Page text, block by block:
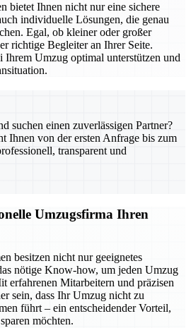
bietet Ihnen nicht nur eine sichere
individuelle Lösungen, die genau
Egal, ob kleiner oder großer
richtige Begleiter an Ihrer Seite.
Ihrem Umzug optimal unterstützen und
suchen einen zuverlässigen Partner?
Ihnen von der ersten Anfrage bis zum
transparent und
Umzugsfirma Ihren
besitzen nicht nur geeignetes
nötige Know-how, um jeden Umzug
erfahrenen Mitarbeitern und präzisen
sein, dass Ihr Umzug nicht zu
führt – ein entscheidender Vorteil,
möchten.